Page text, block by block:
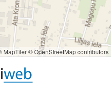
MapTiler© OpenStreetMap contributors